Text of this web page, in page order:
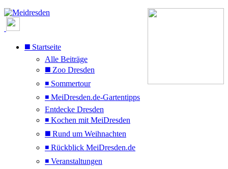
◼️ Startseite
Alle Beiträge
◼️ Zoo Dresden
◾ Sommertour
◾ MeiDresden.de-Gartentipps
Entdecke Dresden
◾ Kochen mit MeiDresden
◼️ Rund um Weihnachten
◾ Rückblick MeiDresden.de
◾ Veranstaltungen